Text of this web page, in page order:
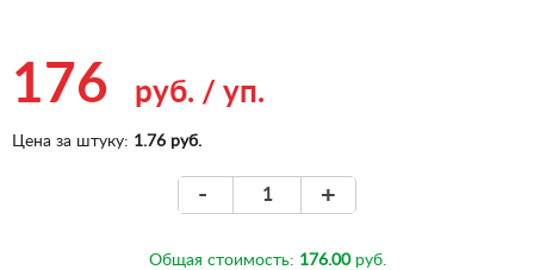
176 руб. / уп.
Цена за штуку: 1.76 руб.
- +
Общая стоимость: 176.00руб.